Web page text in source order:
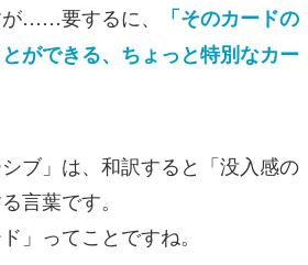
……要するに、
「そのカードの
ができる、ちょっと特別なカー
ブ」は、和訳すると「没入感の
言葉です。
」ってことですね。